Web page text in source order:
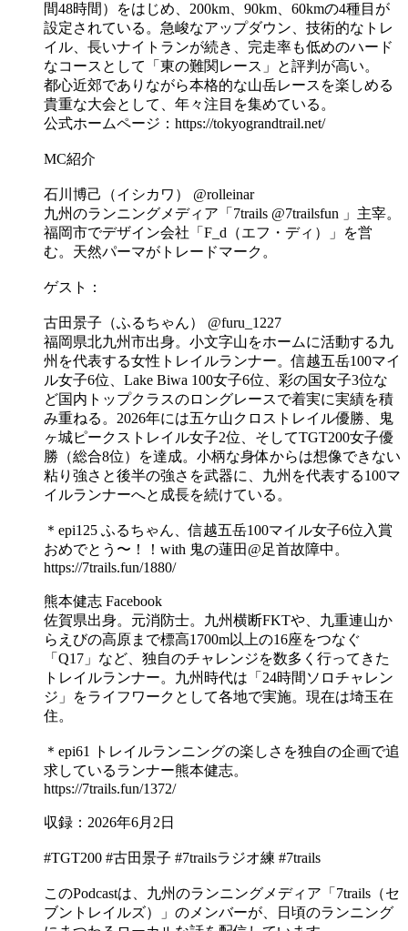
間48時間）をはじめ、200km、90km、60kmの4種目が
設定されている。急峻なアップダウン、技術的なトレ
イル、長いナイトランが続き、完走率も低めのハード
なコースとして「東の難関レース」と評判が高い。
都心近郊でありながら本格的な山岳レースを楽しめる
貴重な大会として、年々注目を集めている。
公式ホームページ：https://tokyograndtrail.net/
MC紹介
石川博己（イシカワ） @rolleinar
九州のランニングメディア「7trails @7trailsfun 」主宰。
福岡市でデザイン会社「F_d（エフ・ディ）」を営
む。天然パーマがトレードマーク。
ゲスト：
古田景子（ふるちゃん） @furu_1227
福岡県北九州市出身。小文字山をホームに活動する九
州を代表する女性トレイルランナー。信越五岳100マイ
ル女子6位、Lake Biwa 100女子6位、彩の国女子3位な
ど国内トップクラスのロングレースで着実に実績を積
み重ねる。2026年には五ケ山クロストレイル優勝、鬼
ヶ城ピークストレイル女子2位、そしてTGT200女子優
勝（総合8位）を達成。小柄な身体からは想像できない
粘り強さと後半の強さを武器に、九州を代表する100マ
イルランナーへと成長を続けている。
＊epi125 ふるちゃん、信越五岳100マイル女子6位入賞
おめでとう〜！！with 鬼の蓮田@足首故障中。
https://7trails.fun/1880/
熊本健志 Facebook
佐賀県出身。元消防士。九州横断FKTや、九重連山か
らえびの高原まで標高1700m以上の16座をつなぐ
「Q17」など、独自のチャレンジを数多く行ってきた
トレイルランナー。九州時代は「24時間ソロチャレン
ジ」をライフワークとして各地で実施。現在は埼玉在
住。
＊epi61 トレイルランニングの楽しさを独自の企画で追
求しているランナー熊本健志。
https://7trails.fun/1372/
収録：2026年6月2日
#TGT200 #古田景子 #7trailsラジオ練 #7trails
このPodcastは、九州のランニングメディア「7trails（セ
ブントレイルズ）」のメンバーが、日頃のランニング